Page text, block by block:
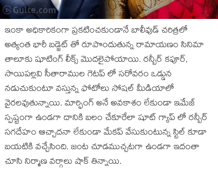
ఇంకా అధికారికంగా ప్రకటించకుండానే బాలీవుడ్ చరిత్రలో
అత్యంత భారీ బడ్జెట్ తో రూపొందుతున్న రామాయణం సినిమా
తాలూకు షూటింగ్ లీక్స్ మొదలైపోయాయి. రన్బీర్ కపూర్,
సాయిపల్లవి సీతారాముల గెటప్ లో సరోవరం ఒడ్డున
నడుచుకుంటూ వస్తున్న ఫోటోలు సోషల్ మీడియాలో
వైరలవుతున్నాయి. మార్ఫింగ్ అనే అవకాశం లేకుండా ఇమేజ్
స్పష్టంగా ఉండగా దానికి బలం చేకూరేలా షూట్ గ్యాప్ లో రన్బీర్
సగదేహం ఆచ్చాదనా లేకుండా మేకప్ వేసుకుంటున్న స్టిల్ కూడా
బయటికి వచ్చేసింది. జంట చూడముచ్చటగా ఉండగా ఇదంతా
చూసి నిర్మాణ వర్గాలు షాక్ తిన్నాయి.